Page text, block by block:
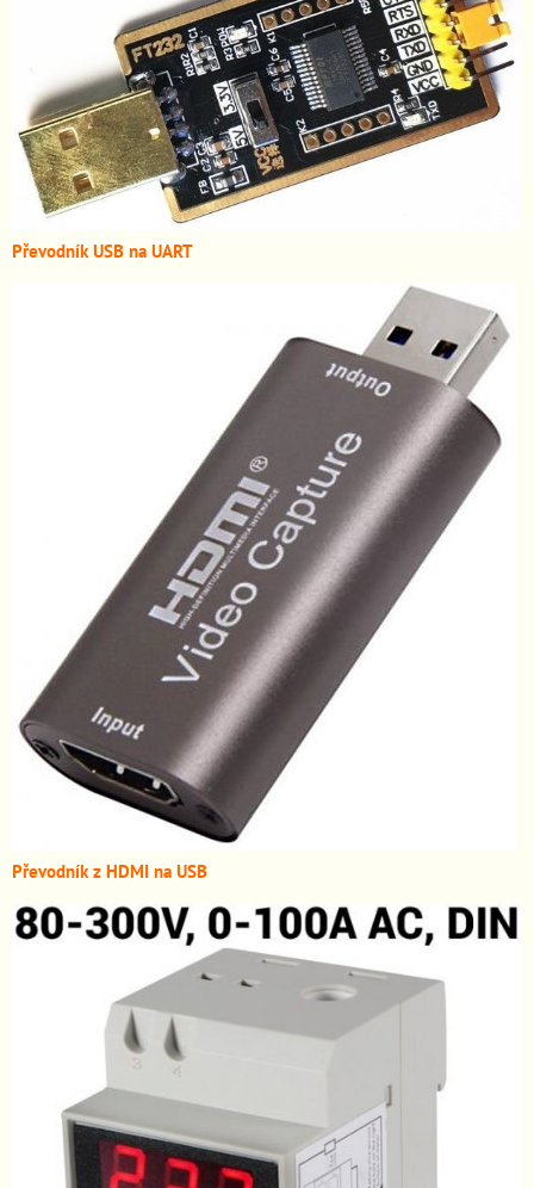
Převodník USB na UART
Převodník z HDMI na USB